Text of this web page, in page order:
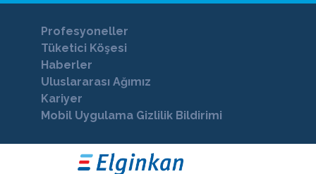
Profesyoneller
Tüketici Köşesi
Haberler
Uluslararası Ağımız
Kariyer
Mobil Uygulama Gizlilik Bildirimi